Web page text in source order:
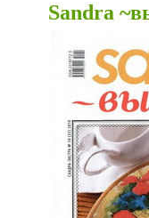
Sandra